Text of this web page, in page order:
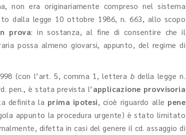
non era originariamente compreso nel sistema
dalla legge 10 ottobre 1986, n. 663, allo scopo
prova: in sostanza, al fine di consentire che il
possa almeno giovarsi, appunto, del regime di
(con l’art. 5, comma 1, lettera bdella legge n.
pen., è stata prevista l’ applicazione provvisoria
definita la prima ipotesi, cioè riguardo alle pene
appunto la procedura urgente) è stato limitato
difetta in casi del genere il cd. assaggio di